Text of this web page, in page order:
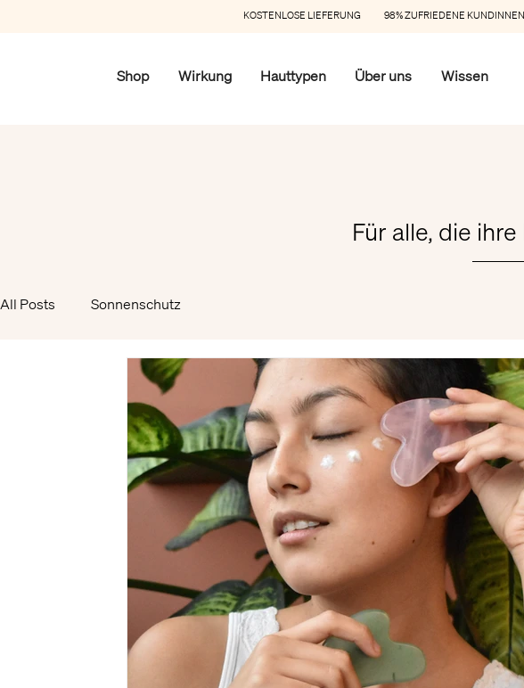
KOSTENLOSE LIEFERUNG 98% ZUFRIEDENE
Shop Wirkung Hauttypen Über uns Wissen
Für alle, die
All Posts Sonnenschutz